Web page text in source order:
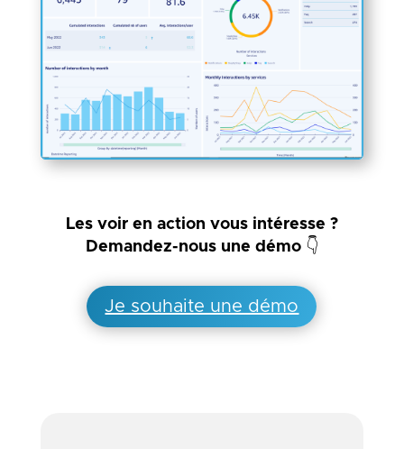
Les voir en action vous intéresse ?
Demandez-nous une démo 👇
Je souhaite une démo